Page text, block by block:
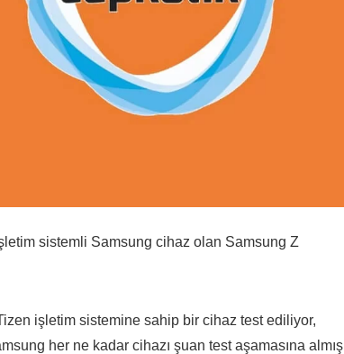
sistemli Samsung cihaz olan Samsung Z
işletim sistemine sahip bir cihaz test ediliyor,
her ne kadar cihazı şuan test aşamasına almış